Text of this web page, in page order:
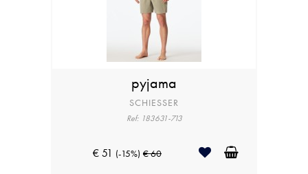
pyjama
SCHIESSER
Ref: 183631-713
€ 51 (-15%) € 60